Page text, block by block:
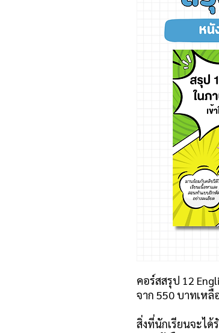
คอร์สสรุป 12
จาก 550 บาทเหลื
สิ่งที่นักเรียนจะได้